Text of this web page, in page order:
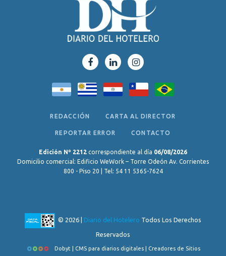
REDACCIÓN CARTA AL DIRECTOR
REPORTAR ERROR CONTACTO
Edición Nº 2212 correspondiente al día 06/08/2026
Domicilio comercial: Edificio WeWork – Torre Odeón Av. Corrientes
800 - Piso 20 | Tel: 54 11 5365-7624
© 2026 | Diario del Hotelero Todos Los Derechos
Reservados
Dobyt | CMS para diarios digitales | Creadores de Sitios